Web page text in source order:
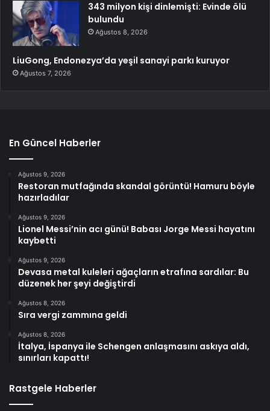
343 milyon kişi dinlemişti: Evinde ölü
bulundu
Ağustos 8, 2026
LiuGong, Endonezya’da yeşil sanayi parkı kuruyor
Ağustos 7, 2026
En Güncel Haberler
Ağustos 9, 2026
Restoran mutfağında skandal görüntü! Hamuru böyle
hazırladılar
Ağustos 9, 2026
Lionel Messi’nin acı günü! Babası Jorge Messi hayatını
kaybetti
Ağustos 9, 2026
Devasa metal kuleleri ağaçların etrafına sardılar: Bu
düzenek her şeyi değiştirdi
Ağustos 8, 2026
Sıra vergi zammına geldi
Ağustos 8, 2026
İtalya, İspanya ile Schengen anlaşmasını askıya aldı,
sınırları kapattı!
Rastgele Haberler